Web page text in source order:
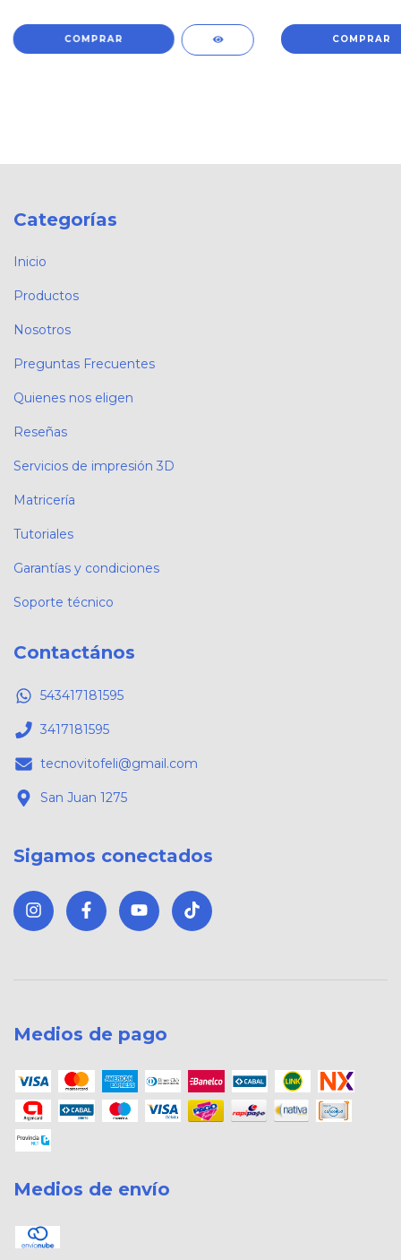
Categorías
Inicio
Productos
Nosotros
Preguntas Frecuentes
Quienes nos eligen
Reseñas
Servicios de impresión 3D
Matricería
Tutoriales
Garantías y condiciones
Soporte técnico
Contactános
543417181595
3417181595
tecnovitofeli@gmail.com
San Juan 1275
Sigamos conectados
Medios de pago
Medios de envío